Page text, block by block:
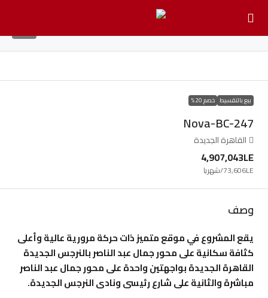
بيع بالتقسيط خصم 20%
Nova-BC-247
القاهرة الجديدة
4,907,043LE
73,606LE/شهريا
وصف
يقع المشروع في موقع متميز ذات حركة مرورية عالية وأعلى
كثافة سكانية على محور جمال عبد الناصر بالنرجس الجديدة
القاهرة الجديدة بواجهتين واحدة على محور جمال عبد الناصر
مباشرة والثانية على شارع رئيسى ونادى النرجس الجديدة.